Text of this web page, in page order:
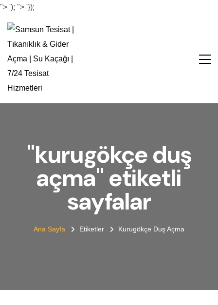
"> '); "> '});
"kurugökçe duş
açma" etiketli
sayfalar
Ana Sayfa Etiketler Kurugökçe Duş Açma